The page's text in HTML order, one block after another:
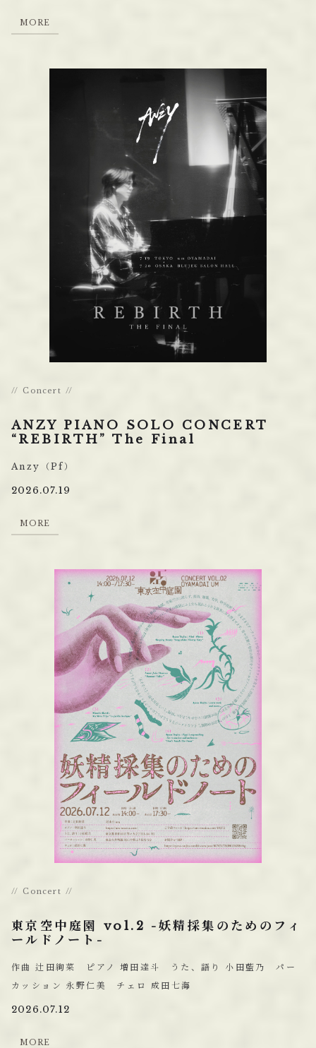
MORE
MORE
Concert
ANZY PIANO SOLO CONCERT
“REBIRTH” The Final
Anzy（Pf）
2026.07.19
MORE
MORE
Concert
東京空中庭園 vol.2 -妖精採集のためのフィ
ールドノート-
作曲 辻田絢菜 ピアノ 増田達斗 うた、語り 小田藍乃 パー
カッション 永野仁美 チェロ 成田七海
2026.07.12
MORE